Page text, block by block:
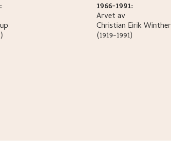
1966-1991:
Arvet av
Christian Eirik Winther
(1919-1991)